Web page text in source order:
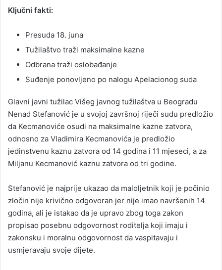
Ključni fakti:
Presuda 18. juna
Tužilaštvo traži maksimalne kazne
Odbrana traži oslobađanje
Suđenje ponovljeno po nalogu Apelacionog suda
Glavni javni tužilac Višeg javnog tužilaštva u Beogradu
Nenad Stefanović je u svojoj završnoj riječi sudu predložio
da Kecmanoviće osudi na maksimalne kazne zatvora,
odnosno za Vladimira Kecmanovića je predložio
jedinstvenu kaznu zatvora od 14 godina i 11 mjeseci, a za
Miljanu Kecmanović kaznu zatvora od tri godine.
Stefanović je najprije ukazao da maloljetnik koji je počinio
zločin nije krivično odgovoran jer nije imao navršenih 14
godina, ali je istakao da je upravo zbog toga zakon
propisao posebnu odgovornost roditelja koji imaju i
zakonsku i moralnu odgovornost da vaspitavaju i
usmjeravaju svoje dijete.